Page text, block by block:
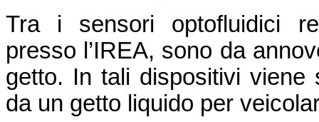
Tra i sensori optofluidici
presso l’IREA, sono da
getto. In tali dispositivi viene
da un getto liquido per